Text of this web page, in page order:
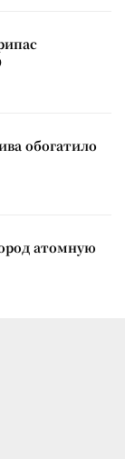
обогатило
атомную